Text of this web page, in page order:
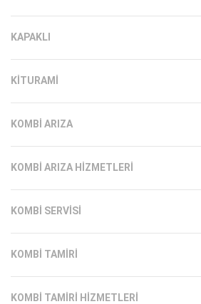
KAPAKLI
KITURAMI
KOMBI ARIZA
KOMBI ARIZA HIZMETLERI
KOMBI SERVISI
KOMBI TAMIRI
KOMBI TAMIRI HIZMETLERI